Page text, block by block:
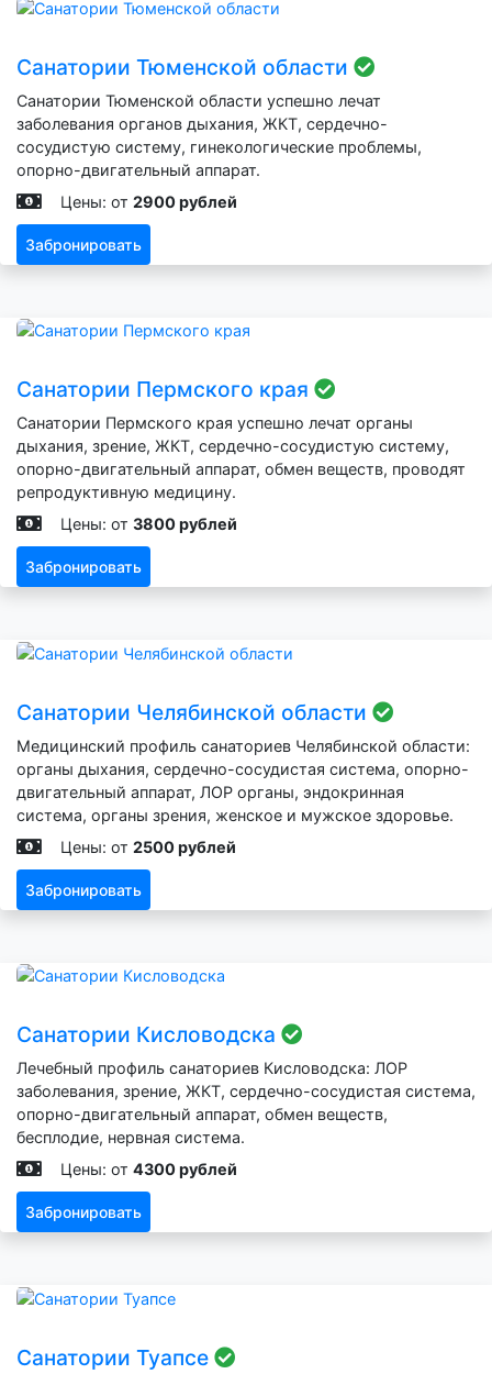
Санатории Тюменской области
Санатории Тюменской области успешно лечат
заболевания органов дыхания, ЖКТ, сердечно-
сосудистую систему, гинекологические проблемы,
опорно-двигательный аппарат.
Цены: от 2900 рублей
Забронировать
Санатории Пермского края
Санатории Пермского края успешно лечат органы
дыхания, зрение, ЖКТ, сердечно-сосудистую систему,
опорно-двигательный аппарат, обмен веществ, проводят
репродуктивную медицину.
Цены: от 3800 рублей
Забронировать
Санатории Челябинской области
Медицинский профиль санаториев Челябинской области:
органы дыхания, сердечно-сосудистая система, опорно-
двигательный аппарат, ЛОР органы, эндокринная
система, органы зрения, женское и мужское здоровье.
Цены: от 2500 рублей
Забронировать
Санатории Кисловодска
Лечебный профиль санаториев Кисловодска: ЛОР
заболевания, зрение, ЖКТ, сердечно-сосудистая система,
опорно-двигательный аппарат, обмен веществ,
бесплодие, нервная система.
Цены: от 4300 рублей
Забронировать
Санатории Туапсе